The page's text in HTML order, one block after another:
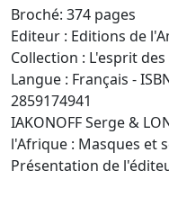
Broché: 374 pages
Editeur : Editions de
Collection : L'esprit
Langue : Français -
2859174941
IAKONOFF Serge &
l'Afrique : Masques et
Présentation de